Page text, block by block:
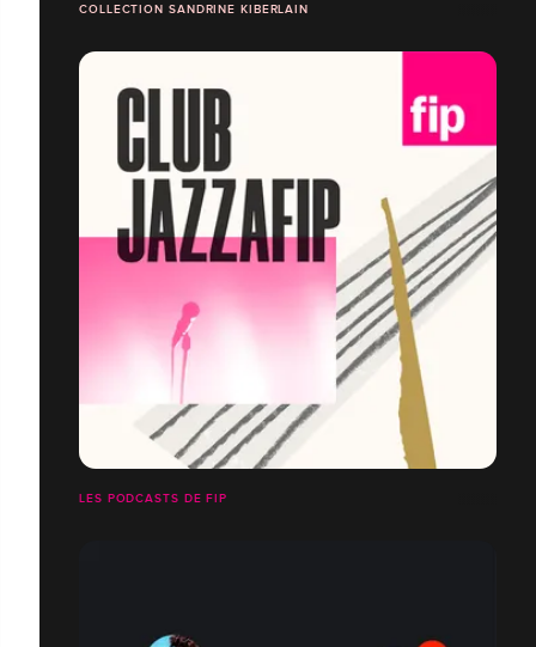
COLLECTION SANDRINE KIBERLAIN
LES PODCASTS DE FIP